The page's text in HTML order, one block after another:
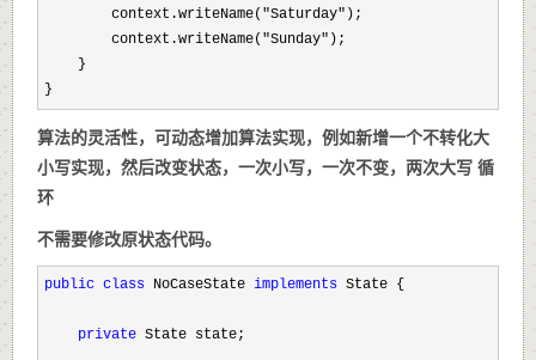
        context.writeName(
"Saturday" );
        context.writeName(
"Sunday" );
    }
}
算法的灵活性，可动态增加算法实现，例如新增一个不转化大
小写实现，然后改变状态，一次小写，一次不变，两次大写 循
环
不需要修改原状态代码。
public class NoCaseState implements State {
private State state;